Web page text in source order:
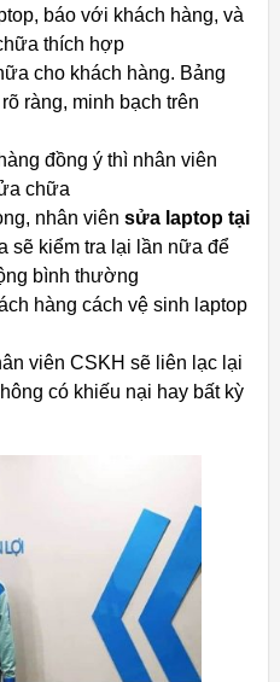
báo với khách hàng, và
thích hợp
cho khách hàng. Bảng
ràng, minh bạch trên
đồng ý thì nhân viên
chữa
nhân viên sửa laptop tại
sẽ kiểm tra lại lần nữa để
bình thường
hàng cách vệ sinh laptop
viên CSKH sẽ liên lạc lại
có khiếu nại hay bất kỳ